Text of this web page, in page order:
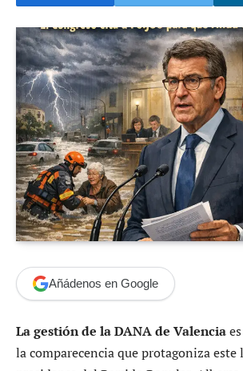
Añádenos en Google
La gestión de la DANA de Valencia
la comparecencia que protagoniza este